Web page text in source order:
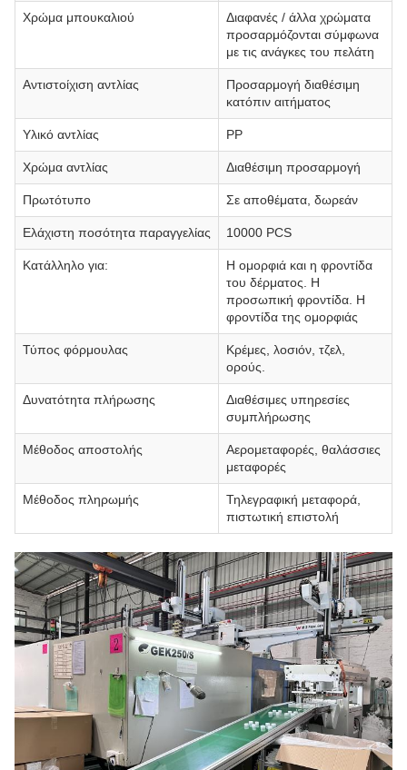
Χρώμα μπουκαλιού
Διαφανές / άλλα χρώματα
προσαρμόζονται σύμφωνα
με τις ανάγκες του πελάτη
Αντιστοίχιση αντλίας
Προσαρμογή διαθέσιμη
κατόπιν αιτήματος
Υλικό αντλίας PP
Χρώμα αντλίας Διαθέσιμη προσαρμογή
Πρωτότυπο Σε αποθέματα, δωρεάν
Ελάχιστη ποσότητα παραγγελίας 10000 PCS
Κατάλληλο για:
Η ομορφιά και η φροντίδα
του δέρματος. Η
προσωπική φροντίδα. Η
φροντίδα της ομορφιάς
Τύπος φόρμουλας
Κρέμες, λοσιόν, τζελ,
ορούς.
Δυνατότητα πλήρωσης
Διαθέσιμες υπηρεσίες
συμπλήρωσης
Μέθοδος αποστολής
Αερομεταφορές, θαλάσσιες
μεταφορές
Μέθοδος πληρωμής
Τηλεγραφική μεταφορά,
πιστωτική επιστολή